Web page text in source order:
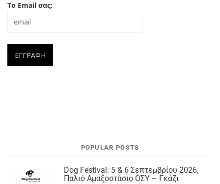
Το Email σας:
POPULAR POSTS
Dog Festival: 5 & 6 Σεπτεμβρίου 2026,
Παλιό Αμαξοστάσιο ΟΣΥ – Γκάζι